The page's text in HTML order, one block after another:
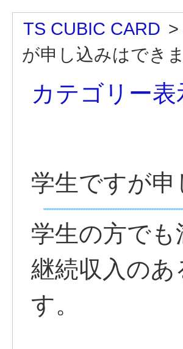
TS CUBIC CARD >
が申し込みはでき
カテゴリー表
学生ですが
学生の方で
継続収入の
す。